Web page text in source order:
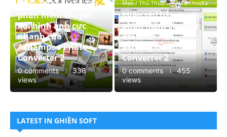
Miễn phí bản quyền
phần mềm chuyển
đổi hình ảnh cực
nhanh của
Ashampoo Photo
Converter 2
0 comments
338
views
Mẹo / Thủ Thuật
Multimedia
Miễn phí bản quyền
phần mềm chuyển
đổi hình ảnh
Ashampoo Photo
Converter 2
0 comments
455
views
LATEST IN GHIỀN SOFT